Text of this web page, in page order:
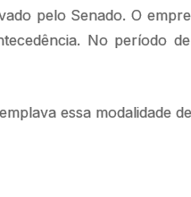
pelo Senado. O
No período
essa modalidade